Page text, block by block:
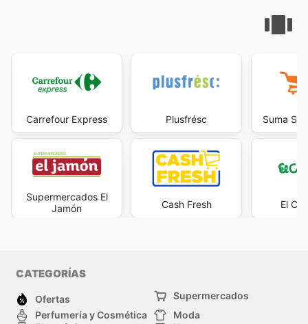
Carrefour Express
Supermercados El
Jamón
Plusfrésc
Cash Fresh
Suma
El
CATEGORÍAS
Ofertas
Supermercados
Perfumería y Cosmética
Moda